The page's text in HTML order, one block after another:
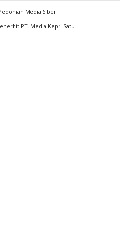
Media Siber
PT. Media Kepri Satu